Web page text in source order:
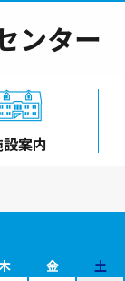
ンター
案内
金
土